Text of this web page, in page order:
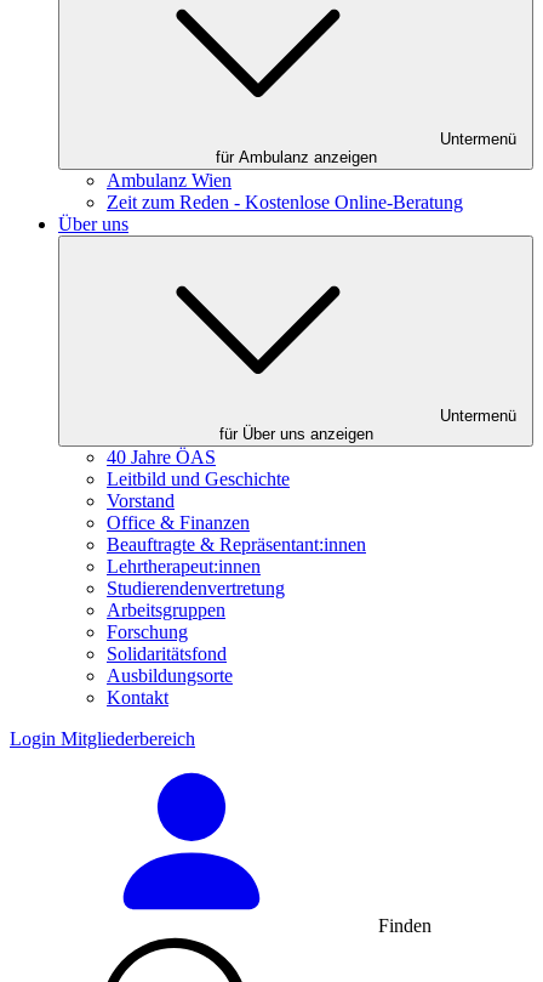
Untermenü
für Ambulanz anzeigen
Ambulanz Wien
Zeit zum Reden - Kostenlose Online-Beratung
Über uns
Untermenü
für Über uns anzeigen
40 Jahre ÖAS
Leitbild und Geschichte
Vorstand
Office & Finanzen
Beauftragte & Repräsentant:innen
Lehrtherapeut:innen
Studierendenvertretung
Arbeitsgruppen
Forschung
Solidaritätsfond
Ausbildungsorte
Kontakt
Login Mitgliederbereich
Finden